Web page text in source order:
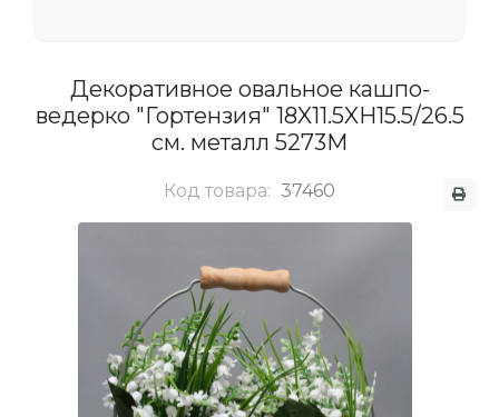
Декоративное овальное кашпо-
ведерко "Гортензия" 18X11.5XH15.5/26.5
см. металл 5273М
Код товара: 37460